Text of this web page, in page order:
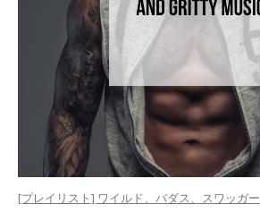
[プレイリスト] ワイルド、バダス、スワッガー